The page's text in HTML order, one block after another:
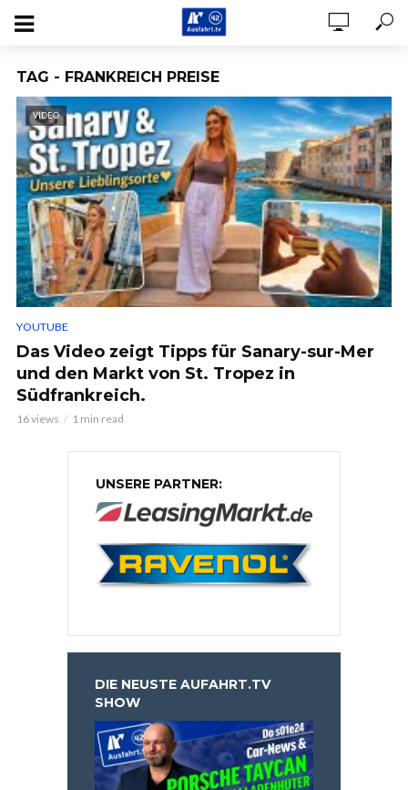
TAG - FRANKREICH PREISE
VIDEO
YOUTUBE
Das Video zeigt Tipps für Sanary-sur-Mer
und den Markt von St. Tropez in
Südfrankreich.
16 views 1 min read
UNSERE PARTNER:
DIE NEUSTE AUFAHRT.TV
SHOW